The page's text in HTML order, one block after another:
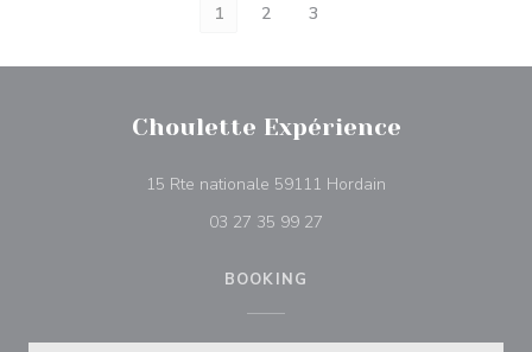
1 2 3
Choulette Expérience
15 Rte nationale 59111 Hordain
03 27 35 99 27
BOOKING